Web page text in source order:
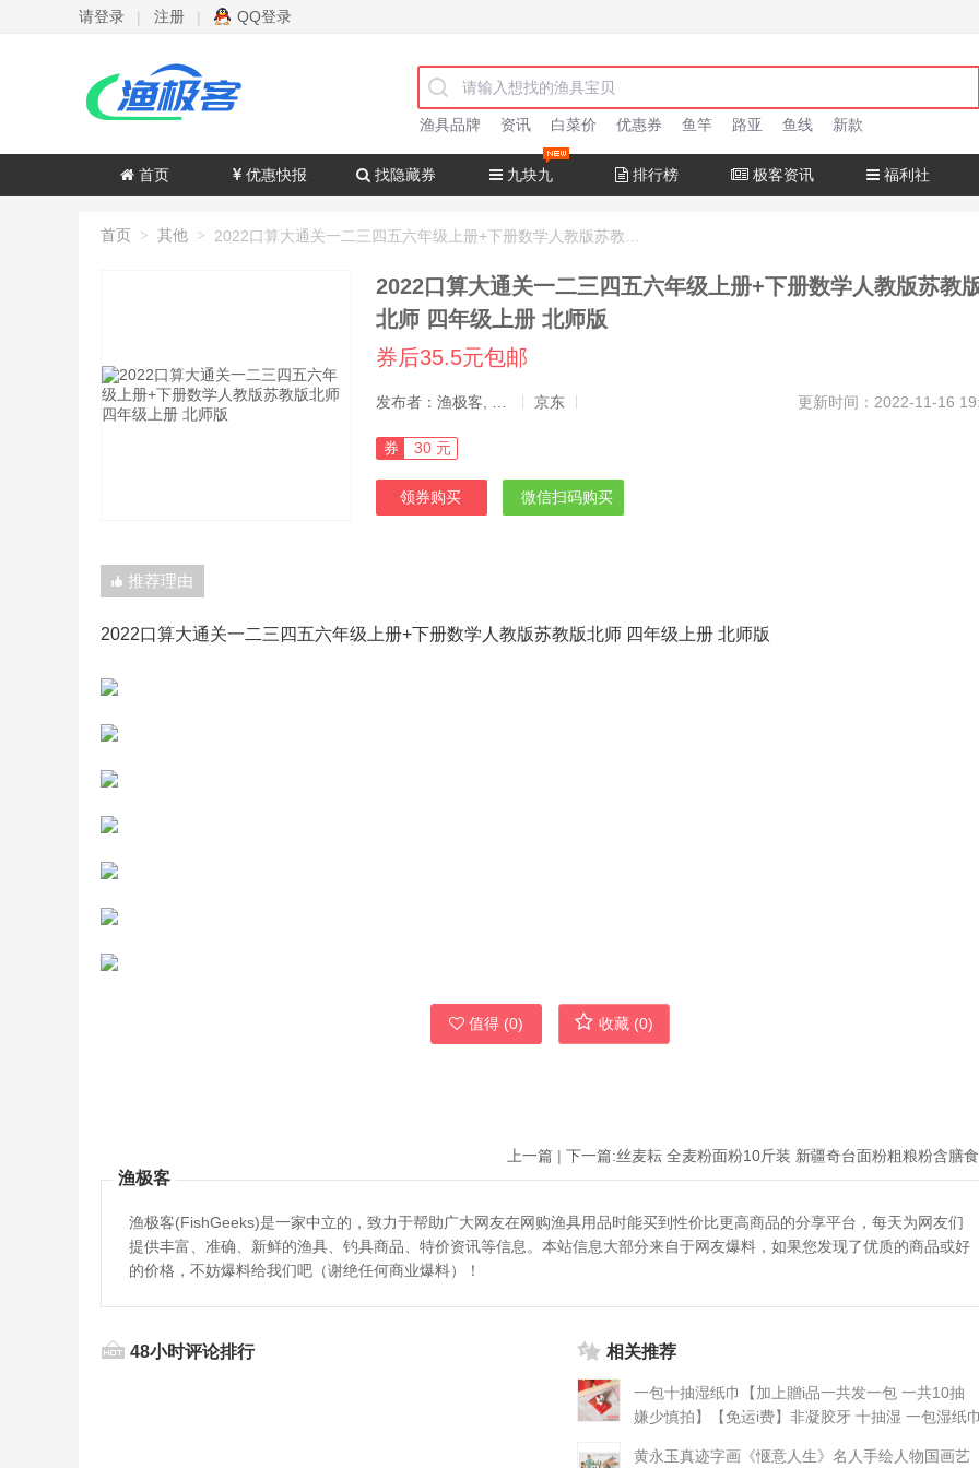
请登录 | 注册 | QQ登录
渔具品牌 资讯 白菜价 优惠券 鱼竿 路亚 鱼线 新款
首页 优惠快报 找隐藏券 九块九 排行榜 极客资讯 福利社
首页 > 其他 >
2022口算大通关一二三四五六年级上册+下册数学人教版苏教
北师 四年级上册 北师版
券后35.5元包邮
京东 更新时间：2022-11-16
券 30 元
领券购买 微信扫码购买
推荐理由
2022口算大通关一二三四五六年级上册+下册数学人教版苏教版北师 四年级上册 北师版
值得 (0) 收藏 (0)
上一篇 | 下一篇:
渔极客
渔极客(FishGeeks)是一家中立的，致力于帮助广大网友在网购渔具用品时能买到性价比更高商品的分享平台，每天为网友们
提供丰富、准确、新鲜的渔具、钓具商品、特价资讯等信息。本站信息大部分来自于网友爆料，如果您发现了优质的商品或好
的价格，不妨爆料给我们吧（谢绝任何商业爆料）！
48小时评论排行 相关推荐
一包十抽湿纸巾【加上贈i品一共发一包 一共10抽
嫌少慎拍】【免运i费】非凝胶牙 十抽湿 一包湿纸
黄永玉真迹字画《惬意人生》名人手绘人物国画艺